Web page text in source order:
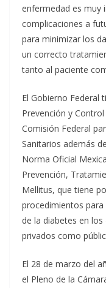
enfermedad es muy
complicaciones a
para minimizar los
un correcto
tanto al paciente
El Gobierno Federal
Prevención y
Comisión Federal
Sanitarios además
Norma Oficial
Prevención,
Mellitus, que tiene
procedimientos
de la diabetes en
privados como
El 28 de marzo del
el Pleno de la